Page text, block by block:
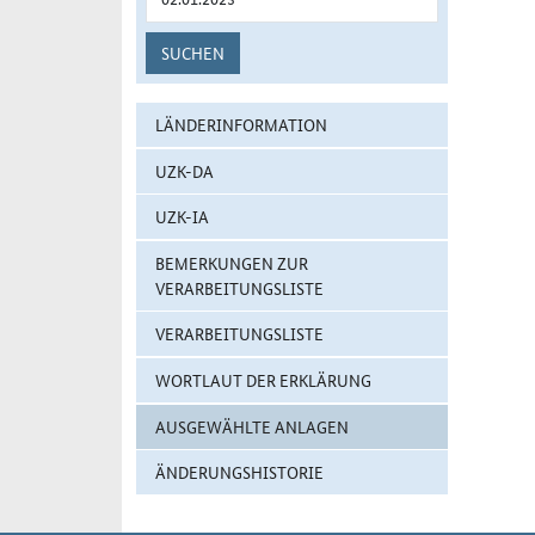
SUCHEN
LÄNDERINFORMATION
UZK-DA
UZK-IA
BEMERKUNGEN ZUR
VERARBEITUNGSLISTE
VERARBEITUNGSLISTE
WORTLAUT DER ERKLÄRUNG
AUSGEWÄHLTE ANLAGEN
ÄNDERUNGSHISTORIE